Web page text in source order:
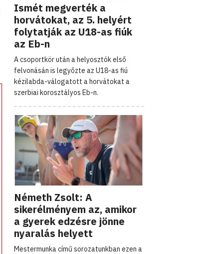
Ismét megverték a
horvátokat, az 5. helyért
folytatják az U18-as fiúk
az Eb-n
A csoportkör után a helyosztók első
felvonásán is legyőzte az U18-as fiú
kézilabda-válogatott a horvátokat a
szerbiai korosztályos Eb-n.
Németh Zsolt: A
sikerélményem az, amikor
a gyerek edzésre jönne
nyaralás helyett
Mestermunka című sorozatunkban ezen a